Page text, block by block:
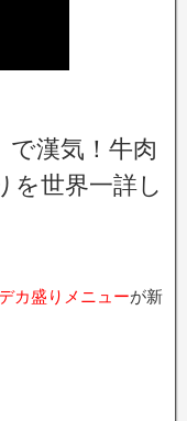
で漢気！牛肉
を世界一詳し
デカ盛りメニューが新